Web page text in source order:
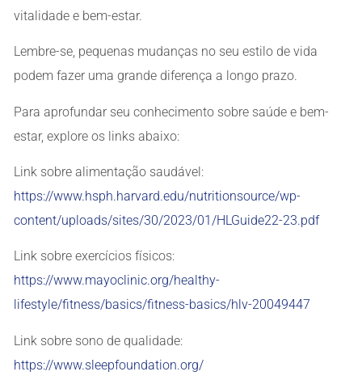
vitalidade e bem-estar.
Lembre-se, pequenas mudanças no seu estilo de vida
podem fazer uma grande diferença a longo prazo.
Para aprofundar seu conhecimento sobre saúde e bem-
estar, explore os links abaixo:
Link sobre alimentação saudável:
https://www.hsph.harvard.edu/nutritionsource/wp-
content/uploads/sites/30/2023/01/HLGuide22-23.pdf
Link sobre exercícios físicos:
https://www.mayoclinic.org/healthy-
lifestyle/fitness/basics/fitness-basics/hlv-20049447
Link sobre sono de qualidade:
https://www.sleepfoundation.org/